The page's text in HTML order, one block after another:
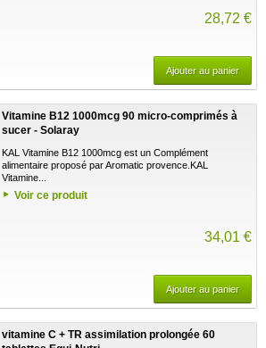
28,72 €
Ajouter au panier
Vitamine B12 1000mcg 90 micro-comprimés à
sucer - Solaray
KAL Vitamine B12 1000mcg est un Complément
alimentaire proposé par Aromatic provence.KAL
Vitamine...
Voir ce produit
34,01 €
Ajouter au panier
vitamine C + TR assimilation prolongée 60